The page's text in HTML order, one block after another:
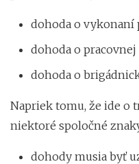
dohoda o vykonaní
dohoda o
dohoda o
Napriek tomu, že ide o
niektoré spoločné
dohody musia byť